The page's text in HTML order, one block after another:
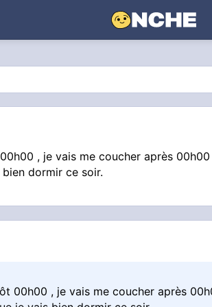
, je vais me coucher après
dormir ce soir.
00h00 , je vais me coucher après